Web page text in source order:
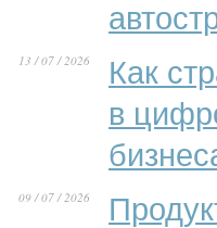
13 / 07 / 2026
Как
в
09 / 07 / 2026